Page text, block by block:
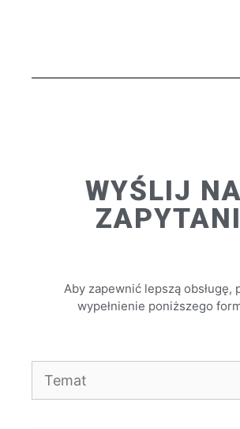
WYŚLIJ
Aby zapewnić lepszą obsługę,
wypełnienie poniższego